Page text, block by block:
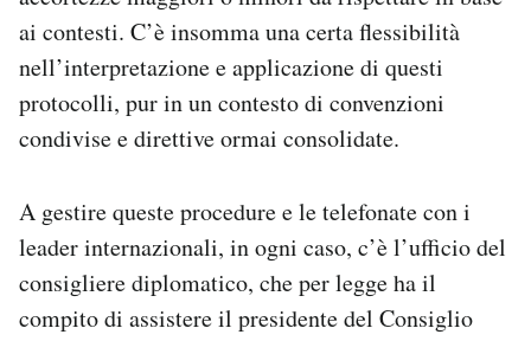
ai contesti. C’è insomma una certa flessibilità
nell’interpretazione e applicazione di questi
protocolli, pur in un contesto di convenzioni
condivise e direttive ormai consolidate.
A gestire queste procedure e le telefonate con i
leader internazionali, in ogni caso, c’è l’ufficio del
consigliere diplomatico, che per legge ha il
compito di assistere il presidente del Consiglio